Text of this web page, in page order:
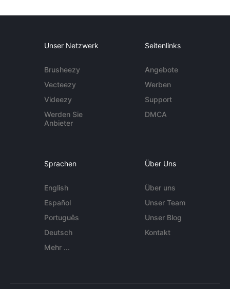
Unser Netzwerk
Brusheezy
Vecteezy
Videezy
Werden Sie
Anbieter
Seitenlinks
Angebote
Werben
Support
DMCA
Sprachen
English
Español
Português
Deutsch
Mehr ...
Über Uns
Über uns
Unser Team
Unser Blog
Kontakt